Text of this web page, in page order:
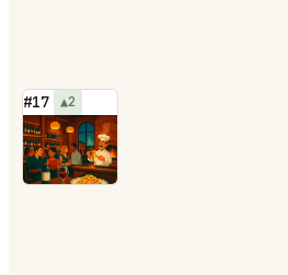
#17 ▲2
⭐